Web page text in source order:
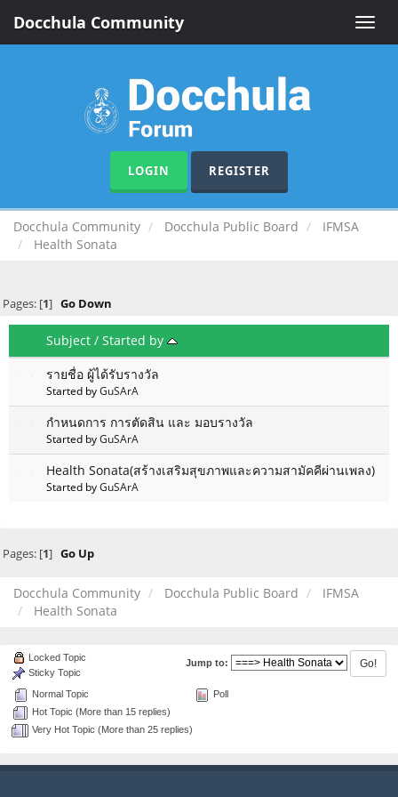
Toggle
Docchula Community
LOGIN REGISTER
Docchula Community Docchula Public Board
IFMSA
Health Sonata
Pages: [1] Go Down
Subject / Started by
รายชื่อ ผู้ได้รับรางวัล
Started byGuSArA
กำหนดการ การตัดสิน และ มอบรางวัล
Started byGuSArA
Health Sonata(สร้างเสริมสุขภาพและความสามัคคีผ่านเพลง)
Started byGuSArA
Pages: [1] Go Up
Docchula Community Docchula Public Board
IFMSA
Health Sonata
Jump to:
Normal Topic
Hot Topic (More than 15 replies)
Very Hot Topic (More than 25 replies)
Locked Topic
Sticky Topic
Poll